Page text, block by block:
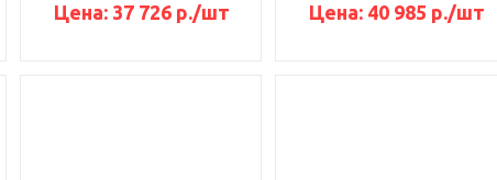
Цена: 37 726 р./шт Цена: 40 985 р./шт